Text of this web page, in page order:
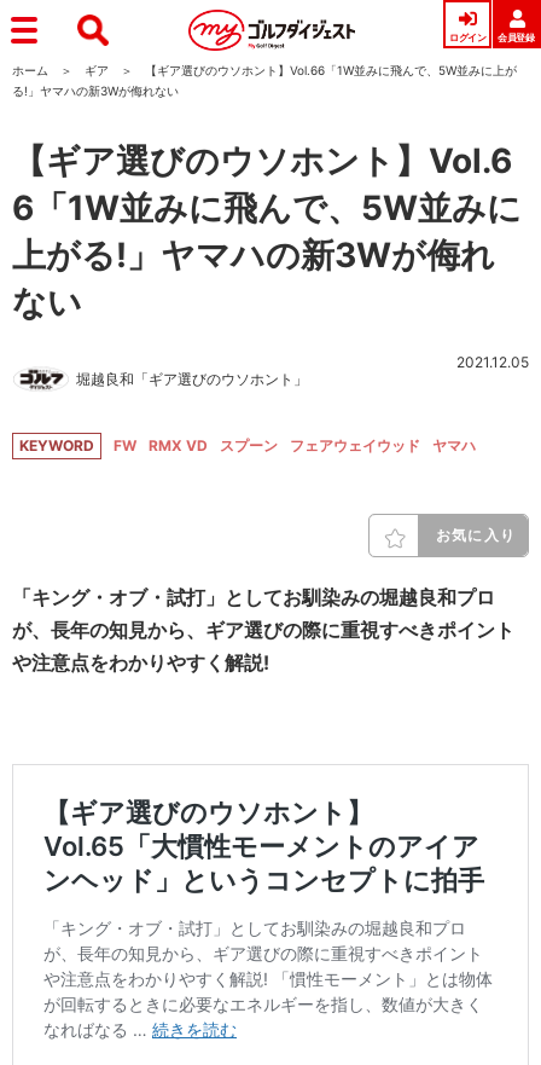
ログイン 会員登録
ホーム ギア
【ギア選びのウソホント】Vol.66「1W並みに飛んで、5W並みに上が
る!」ヤマハの新3Wが侮れない
【ギア選びのウソホント】Vol.6
6「1W並みに飛んで、5W並みに
上がる!」ヤマハの新3Wが侮れ
ない
堀越良和「ギア選びのウソホント」
2021.12.05
KEYWORD FW RMX VD スプーン フェアウェイウッド ヤマハ
お気に入り
「キング・オブ・試打」としてお馴染みの堀越良和プロ
が、長年の知見から、ギア選びの際に重視すべきポイント
や注意点をわかりやすく解説!